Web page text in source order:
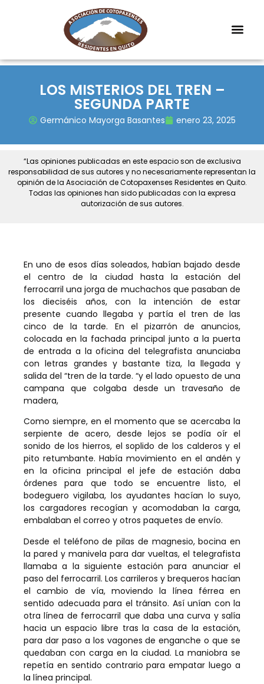
LOS MISTERIOS DEL TREN –
SEGUNDA PARTE
Germánico Mayorga Basantes enero 23, 2025
“Las opiniones publicadas en este espacio son de exclusiva
responsabilidad de sus autores y no necesariamente representan la
opinión de la Asociación de Cotopaxenses Residentes en Quito.
Todas las opiniones han sido publicadas con la expresa
autorización de sus autores.
En uno de esos días soleados, habían bajado desde
el centro de la ciudad hasta la estación del
ferrocarril una jorga de muchachos que pasaban de
los dieciséis años, con la intención de estar
presente cuando llegaba y partía el tren de las
cinco de la tarde. En el pizarrón de anuncios,
colocada en la fachada principal junto a la puerta
de entrada a la oficina del telegrafista anunciaba
con letras grandes y bastante tiza, la llegada y
salida del “tren de la tarde. “y el lado opuesto de una
campana que colgaba desde un travesaño de
madera,
Como siempre, en el momento que se acercaba la
serpiente de acero, desde lejos se podía oír el
sonido de los hierros, el soplido de los calderos y el
pito retumbante. Había movimiento en el andén y
en la oficina principal el jefe de estación daba
órdenes para que todo se encuentre listo, el
bodeguero vigilaba, los ayudantes hacían lo suyo,
los cargadores recogían y acomodaban la carga,
embalaban el correo y otros paquetes de envío.
Desde el teléfono de pilas de magnesio, bocina en
la pared y manivela para dar vueltas, el telegrafista
llamaba a la siguiente estación para anunciar el
paso del ferrocarril. Los carrileros y brequeros hacían
el cambio de vía, moviendo la línea férrea en
sentido adecuada para el tránsito. Así unían con la
otra línea de ferrocarril que daba una curva y salía
hacia un espacio libre tras la casa de la estación,
para dar paso a los vagones de enganche o que se
quedaban con carga en la ciudad. La maniobra se
repetía en sentido contrario para empatar luego a
la línea principal.